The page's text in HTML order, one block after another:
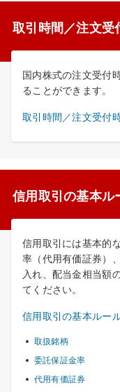
取引時間／注文受
国内株式の注文受付
ることができます。
取引時間／注文受付
信用取引の基本ル
信用取引には基本的
率（代用有価証券）
入れ、配当金相当額
てください。
信用取引の基本ルー
取扱銘柄
委託保証金率
代用有価証券